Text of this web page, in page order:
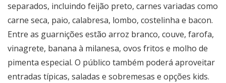
separados, incluindo feijão preto, carnes variadas como
carne seca, paio, calabresa, lombo, costelinha e bacon.
Entre as guarnições estão arroz branco, couve, farofa,
vinagrete, banana à milanesa, ovos fritos e molho de
pimenta especial. O público também poderá aproveitar
entradas típicas, saladas e sobremesas e opções kids.